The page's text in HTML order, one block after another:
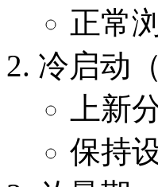
正常
冷启动
上新
保持